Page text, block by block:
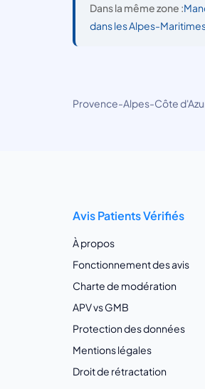
Dans la même zone :
dans les Alpes-
Provence-Alpes-Côte
Avis Patients Vérifiés
À propos
Fonctionnement des avis
Charte de modération
APV vs GMB
Protection des données
Mentions légales
Droit de rétractation